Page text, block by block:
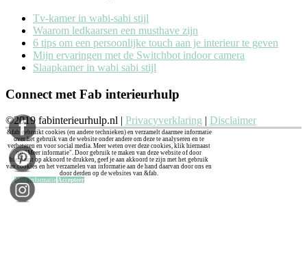
Tv-kamer in wabi-sabi stijl
Waarom ledkaarsen een musthave zijn
6 tips om een persoonlijke touch aan je interieur te geven
Mijn ervaringen met de Switchbot indoor camera
Slaapkamer in wabi sabi stijl
Connect met Fab interieurhulp
©2019 fabinterieurhulp.nl | Privacyverklaring Disclaimer
&fab gebruikt cookies (en andere technieken) en verzamelt daarmee informatie
over het gebruik van de website onder andere om deze te analyseren en te
verbeteren en voor social media. Meer weten over deze cookies, klik hiernaast
op "Meer informatie". Door gebruik te maken van deze website of door
hiernaast op akkoord te drukken, geef je aan akkoord te zijn met het gebruik
van cookies en het verzamelen van informatie aan de hand daarvan door ons en
door derden op de websites van &fab.
Meer informatie Accepteer